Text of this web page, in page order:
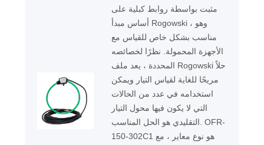
مثبت بواسطة روابط كبلية على
أساس مبدأ Rogowski ، وهو
مناسب بشكل خاص للقياس مع
الأجهزة المحمولة. نظرًا لخصائصه
المحددة ، يعد ملف Rogowski حلاً
مريحًا للغاية لقياس التيار ويمكن
استخدامه في عدد من الحالات
التي لا يكون فيها محول التيار
التقليدي هو الحل المناسب. OFR-
150-302C1 هو نوع معاير ، مع